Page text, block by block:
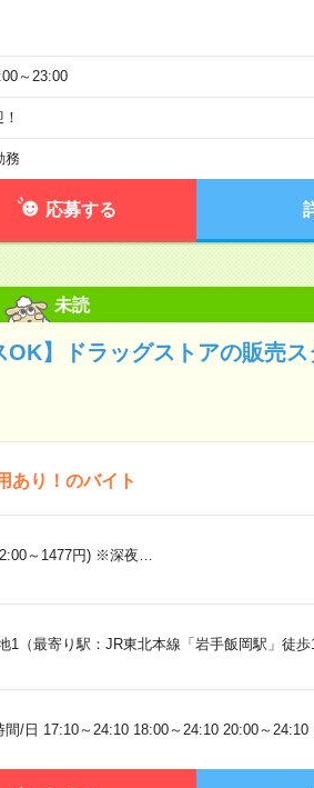
～23:00
務
応募する
未読
OK】ドラッグストアの販売ス
あり！のバイト
～1477円) ※深夜…
1（最寄り駅：JR東北本線「岩手飯岡駅」徒歩
間/日 17:10～24:10 18:00～24:10 20:00～